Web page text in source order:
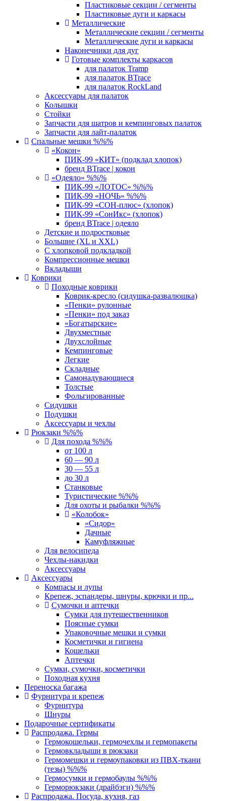
Пластиковые секции / сегменты
Пластиковые дуги и каркасы
Металлические
Металлические секции / сегменты
Металлические дуги и каркасы
Наконечники для дуг
Готовые комплекты каркасов
для палаток Tramp
для палаток BTrace
для палаток RockLand
Аксессуары для палаток
Колышки
Стойки
Запчасти для шатров и кемпинговых палаток
Запчасти для лайт-палаток
Спальные мешки %%%
«Кокон»
ПИК-99 «КИТ» (подклад хлопок)
бренд BTrace | кокон
«Одеяло» %%%
ПИК-99 «ЛОТОС» %%%
ПИК-99 «НОЧЬ» %%%
ПИК-99 «СОН-плюс» (хлопок)
ПИК-99 «СонИкс» (хлопок)
бренд BTrace | одеяло
Детские и подростковые
Большие (XL и XXL)
С хлопковой подкладкой
Компрессионные мешки
Вкладыши
Коврики
Походные коврики
Коврик-кресло (сидушка-развалюшка)
«Пенки» рулонные
«Пенки» под заказ
«Богатырские»
Двухместные
Двухслойные
Кемпинговые
Легкие
Складные
Самонадувающиеся
Толстые
Фольгированные
Сидушки
Подушки
Аксессуары и чехлы
Рюкзаки %%%
Для похода %%%
от 100 л
60 — 90 л
30 — 55 л
до 30 л
Станковые
Туристические %%%
Для охоты и рыбалки %%%
«Колобок»
«Сидор»
Дачные
Камуфляжные
Для велосипеда
Чехлы-накидки
Аксессуары
Аксессуары
Компасы и лупы
Крепеж, эспандеры, шнуры, крючки и пр...
Сумочки и аптечки
Сумки для путешественников
Поясные сумки
Упаковочные мешки и сумки
Косметички и гигиена
Кошельки
Аптечки
Сумки, сумочки, косметички
Походная кухня
Переноска багажа
Фурнитура и крепеж
Фурнитура
Шнуры
Подарочные сертификаты
Распродажа. Гермы
Гермокошельки, гермочехлы и гермопакеты
Гермовкладыши в рюкзаки
Гермомешки и гермоупаковки из ПВХ-ткани
(тезы) %%%
Гермосумки и гермобаулы %%%
Герморюкзаки (драйбэги) %%%
Распродажа. Посуда, кухня, газ